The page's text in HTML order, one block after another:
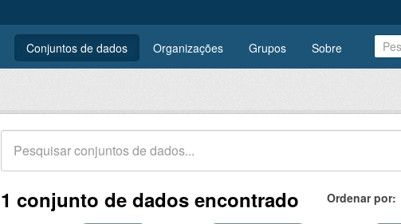
Conjuntos de dados Organizações Grupos Sobre
Ordenar por
1 conjunto de dados encontrado